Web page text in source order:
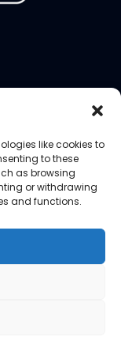
like cookies to
to these
as browsing
or withdrawing
and functions.
lh1